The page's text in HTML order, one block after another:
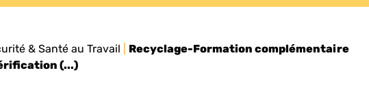
& Santé au Travail
Recyclage-Formation complémentaire
(...)